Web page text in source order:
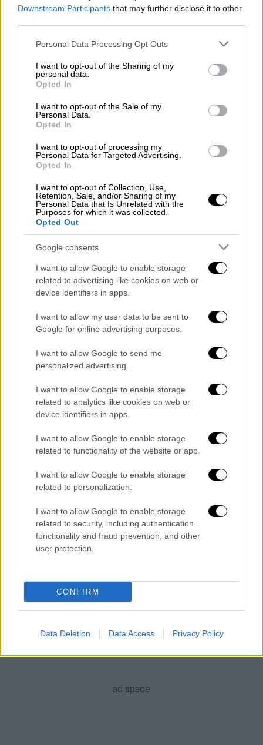
Downstream Participants that may further disclose it to other
Please note that this website/app uses one or more Google
not limited to your visit or usage behaviour. You may click to
grant or deny consent to Google and its third-party tags to
use your data for below specified purposes in below Google
consent section.
Personal Data Processing Opt Outs
I want to opt-out of the Sharing of my
personal data.
Opted In
I want to opt-out of the Sale of my
Personal Data.
Opted In
I want to opt-out of processing my
Personal Data for Targeted Advertising.
Opted In
I want to opt-out of Collection, Use,
Retention, Sale, and/or Sharing of my
Personal Data that Is Unrelated with the
Purposes for which it was collected.
Opted Out
Google consents
I want to allow Google to enable storage
related to advertising like cookies on web or
device identifiers in apps.
I want to allow my user data to be sent to
Google for online advertising purposes.
I want to allow Google to send me
personalized advertising.
I want to allow Google to enable storage
related to analytics like cookies on web or
device identifiers in apps.
I want to allow Google to enable storage
related to functionality of the website or app.
I want to allow Google to enable storage
related to personalization.
I want to allow Google to enable storage
related to security, including authentication
functionality and fraud prevention, and other
user protection.
CONFIRM
Data Deletion Data Access Privacy Policy
Αθλητισμός|21.12.2019 00:15
Ο Στέλιος Κίτσιου «σόκαρε» τη
Γαλατάσαραϊ με γκολ στο 91' (vid)
Ο Στέλιος Κίτσιου σκόραρε στην έδρα της
Γαλατάσαραϊ και έδωσε «χρυσό» βαθμό στην
ομάδα του
Αθλητισμός |05.07.2019 11:58
Απίστευτο κράξιμο παίκτη στην ομάδα
του: «Δώρο απ' τα χρωστούμενα!» (pic)
Ο Γάλλος αμυντικός Τομάς Ερτό ζήτησε
δώρο για τα γενέθλια του ένα μισθό απ' τους
εννέα που του οφείλουν
ΑΛΛΑ #TAGS
ποδόσφαιρο
Παναθηναϊκός
γκολ
Στέλιος Κίτσιου
Τάσος Χατζηγιοβάνης